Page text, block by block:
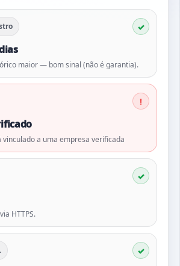
maior — bom sinal (não é garantia).
vinculado a uma empresa verificada
HTTPS.